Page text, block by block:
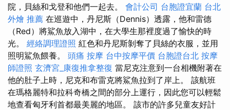
院，貝絲和戈登和他們一起去。 會計公司 台胞證宜蘭 台北
外燴 推薦 在巡遊中，丹尼斯（Dennis）透露，他和雷德
（Red）將鯊魚放入湖中，在大學生那裡度過了愉快的時
光。 經絡調理證照 紅色和丹尼斯剝奪了貝絲的衣服，並用
照明鯊魚餵養。 頭痛 按摩 台中按摩平價 台胞證台北 按摩
師證照 玄濟宮_康復推拿整復 當尼克注意到一台相機附著在
他的肚子上時，尼克和布雷克將鯊魚拉到了岸上。 該航班
在瑪格麗特和拉科奇橋之間的部分上運行，因此您可以輕鬆
地查看匈牙利首都最美麗的地區。 該市的許多兒童友好計